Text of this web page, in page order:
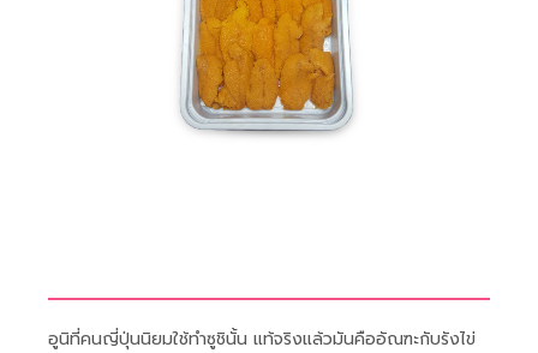
อูนิที่คนญี่ปุ่นนิยมใช้ทำซูชินั้น แท้จริงแล้วมันคืออัณฑะกับรังไข่